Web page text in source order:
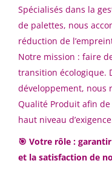
€70
15 juil.,
VI
Spécialisés dans la
de palettes, nous
réduction de
Notre mission : faire
transition écologique.
développement, nous
Qualité Produit afin
haut niveau
🎯 Votre rôle :
et la satisfaction de